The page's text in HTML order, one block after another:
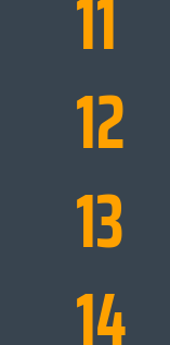
12
13
14